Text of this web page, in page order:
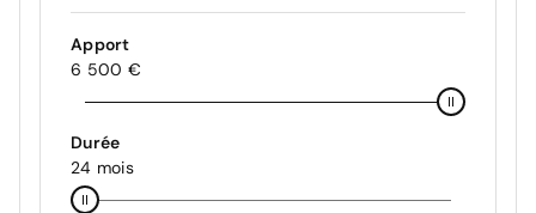
Apport
6 500 €
Durée
24 mois